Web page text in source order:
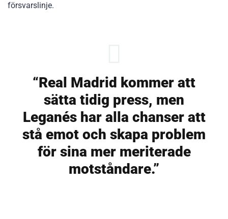
försvarslinje.
“Real Madrid kommer att
sätta tidig press, men
Leganés har alla chanser att
stå emot och skapa problem
för sina mer meriterade
motståndare.”